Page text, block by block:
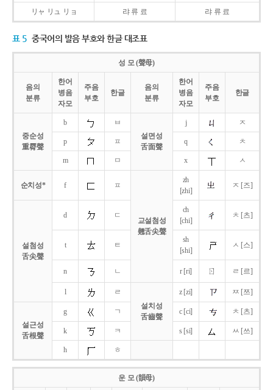
リャ リュ リョ 랴 류 료 랴 류 료
표 5 중국어의 발음 부호와 한글 대조표
성 모 (聲母)
음의
분류
한어
병음
자모
주음
부호
한글
음의
분류
한어
병음
자모
주음
부호
한글
중순성
重脣聲
b
ㅂ
설면성
舌面聲
j ㅈ
p ㅍ q ㅊ
m ㅁ x ㅅ
순치성* f ㅍ
교설첨성
翹舌尖聲
zh
[zhi]
ㅈ [즈]
설첨성
舌尖聲
d ㄷ
ch
[chi]
ㅊ [츠]
t ㅌ
sh
[shi]
ㅅ [스]
n ㄴ r [ri] ㄖ ㄹ [르]
l
ㄹ
설치성
舌齒聲
z [zi] ㅉ [쯔]
설근성
舌根聲
g ㄱ c [ci] ㅊ [츠]
k ㅋ s [si] ㅆ [쓰]
h ㅎ
운 모 (韻母)